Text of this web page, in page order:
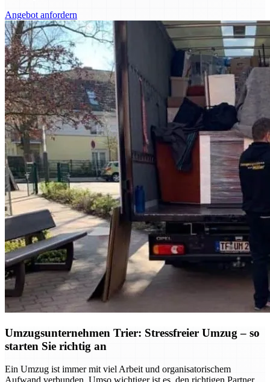
Angebot anfordern
Umzugsunternehmen Trier: Stressfreier Umzug – so
starten Sie richtig an
Ein Umzug ist immer mit viel Arbeit und organisatorischem